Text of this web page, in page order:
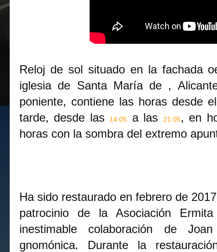
Reloj de sol situado en la fachada
iglesia de Santa María de ,
poniente, contiene las horas desde
tarde, desde las
14:05 a las 21:05, en
horas con la sombra del extremo
Ha sido restaurado en febrero de
patrocinio de la Asociación
inestimable colaboración de
gnomónica. Durante la